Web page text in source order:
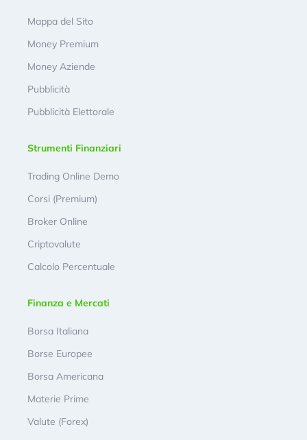
Mappa del Sito
Money Premium
Money Aziende
Pubblicità
Pubblicità Elettorale
Strumenti Finanziari
Trading Online Demo
Corsi (Premium)
Broker Online
Criptovalute
Calcolo Percentuale
Finanza e Mercati
Borsa Italiana
Borse Europee
Borsa Americana
Materie Prime
Valute (Forex)